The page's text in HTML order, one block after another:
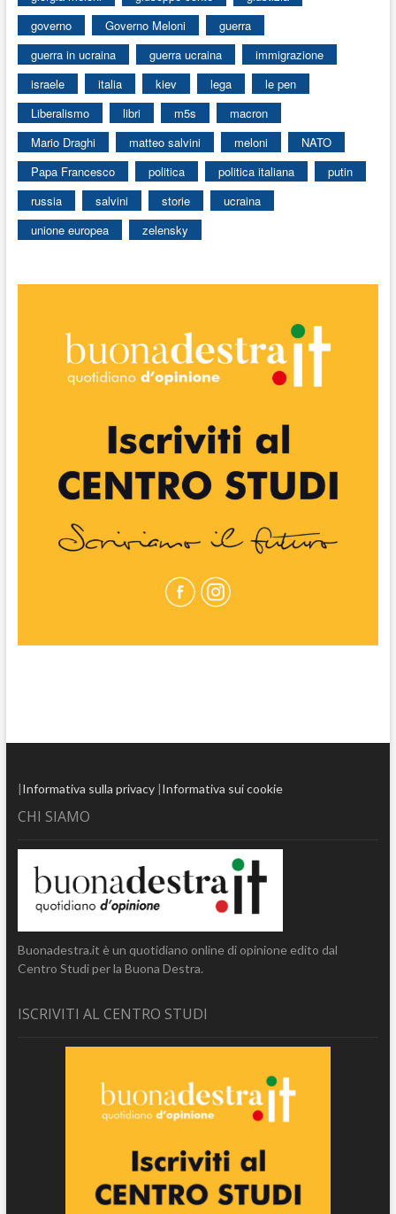
governo
Governo Meloni
guerra
guerra in ucraina
guerra ucraina
immigrazione
israele
italia kiev lega
le pen
Liberalismo
libri m5s
macron
Mario Draghi
matteo salvini meloni
NATO
Papa Francesco
politica politica italiana
putin
russia
salvini storie
ucraina
unione europea
zelensky
|Informativa sulla privacy|Informativa sui cookie
CHI SIAMO
Buonadestra.it è un quotidiano online di opinione edito dal
Centro Studi per la Buona Destra.
ISCRIVITI AL CENTRO STUDI